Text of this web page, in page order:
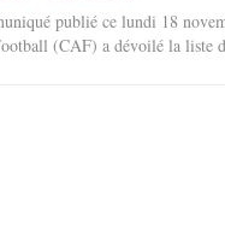
publié ce lundi 18
(CAF) a dévoilé la liste